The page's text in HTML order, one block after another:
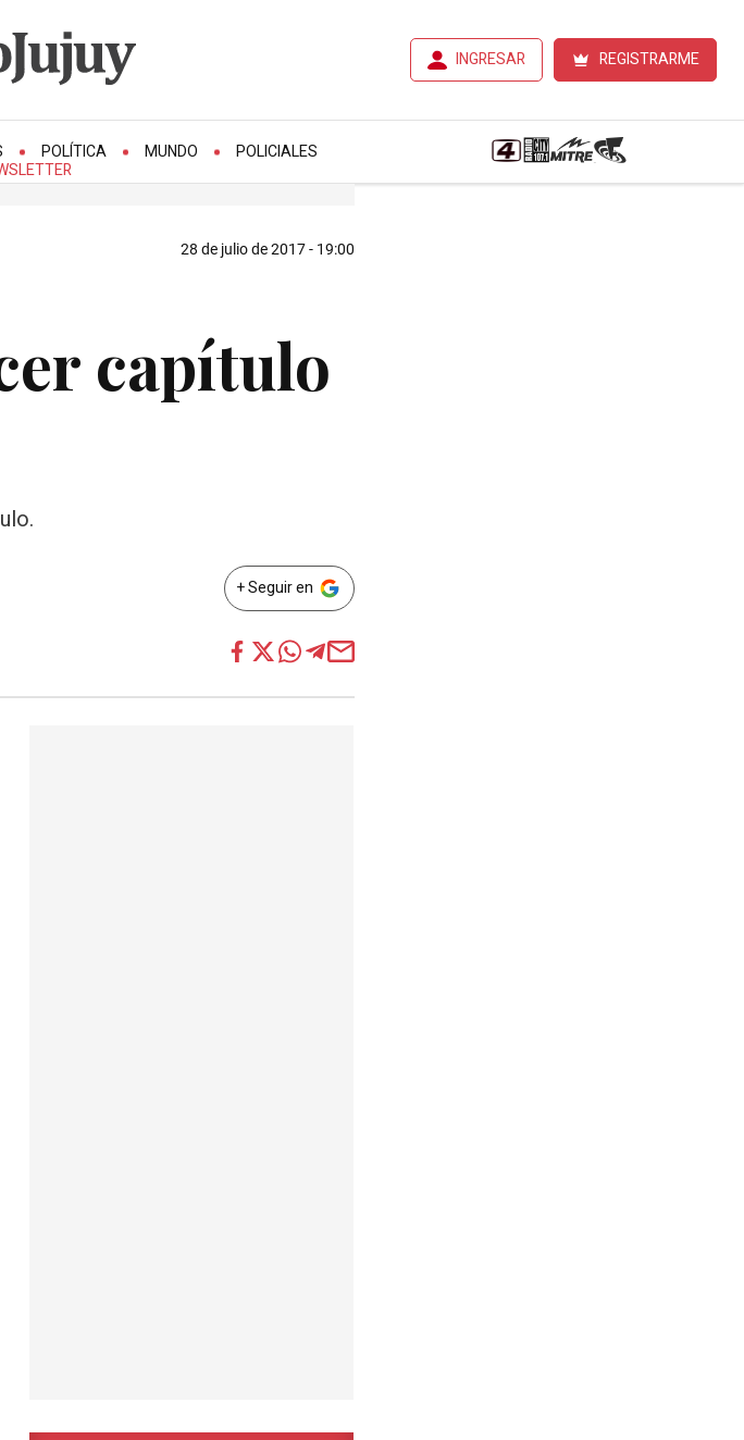
INGRESAR REGISTRARME
POLÍTICA MUNDO
POLICIALES
28 de julio de 2017 - 19:00
capítulo
+ Seguir en